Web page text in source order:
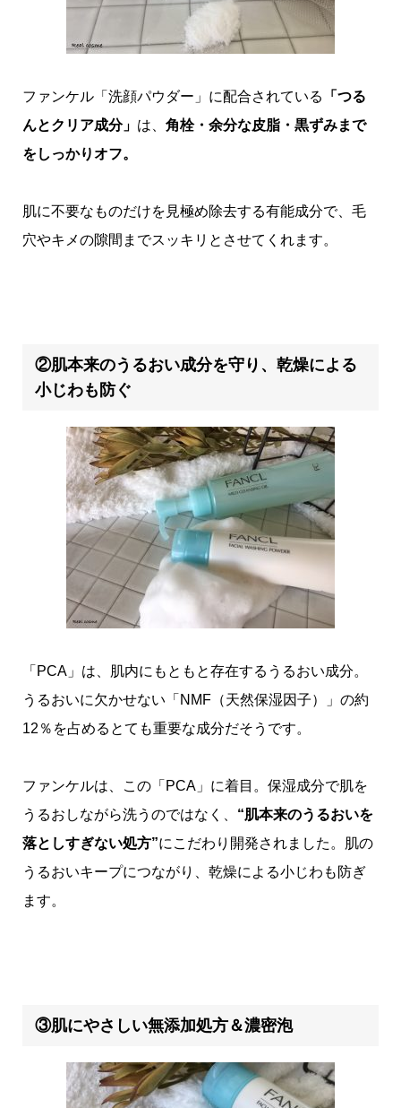
ファンケル「洗顔パウダー」に配合されている
「つる
んとクリア成分」 は、 角栓・余分な皮脂・黒ずみまで
をしっかりオフ。
肌に不要なものだけを見極め除去する有能成分で、毛
穴やキメの隙間までスッキリとさせてくれます。
②肌本来のうるおい成分を守り、乾燥による
小じわも防ぐ
「PCA」は、肌内にもともと存在するうるおい成分。
うるおいに欠かせない「NMF（天然保湿因子）」の約
12％を占めるとても重要な成分だそうです。
ファンケルは、この「PCA」に着目。保湿成分で肌を
うるおしながら洗うのではなく、 “肌本来のうるおいを
落としすぎない処方”にこだわり開発されました。肌の
うるおいキープにつながり、乾燥による小じわも防ぎ
ます。
③肌にやさしい無添加処方＆濃密泡